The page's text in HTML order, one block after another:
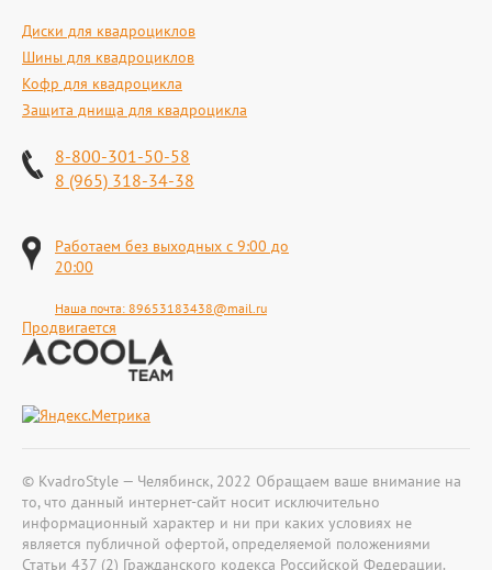
Диски для квадроциклов
Шины для квадроциклов
Кофр для квадроцикла
Защита днища для квадроцикла
8-800-301-50-58
8 (965) 318-34-38
Работаем без выходных с 9:00 до
20:00
Наша почта: 89653183438@mail.ru
Продвигается
© KvadroStyle — Челябинск, 2022 Обращаем ваше внимание на
то, что данный интернет-сайт носит исключительно
информационный характер и ни при каких условиях не
является публичной офертой, определяемой положениями
Статьи 437 (2) Гражданского кодекса Российской Федерации.